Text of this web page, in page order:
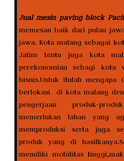
Jual mesin paving block
memesan baik dari pulau
jawa. Kota malang sebagai
Jatim tentu juga kota
perekonomian sebagi kota
bisnis.Untuk itulah mengapa
berlokasi di kota malang
pengerjaan produk-
memerlukan lahan yang
memproduksi serta juga
produk yang di
memiliki mobilitas